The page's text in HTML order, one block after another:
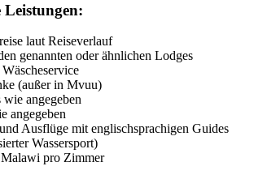
Leistungen:
laut Reiseverlauf
genannten oder ähnlichen Lodges
(außer in Mvuu)
angegeben
angegeben
Ausflüge mit englischsprachigen Guides
Wassersport)
pro Zimmer